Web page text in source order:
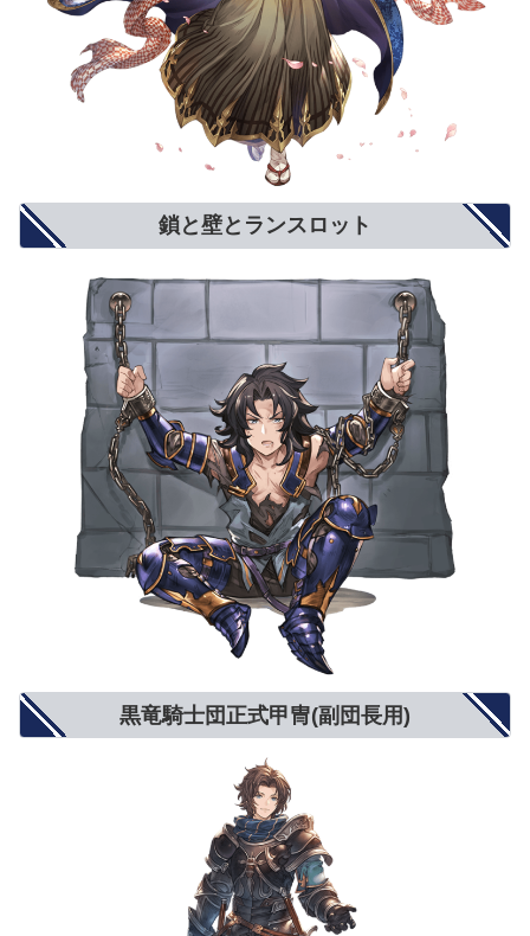
鎖と壁とランスロット
黒竜騎士団正式甲冑(副団長用)